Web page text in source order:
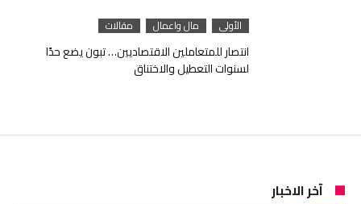
الأولى مال واعمال مقالات
انتصار للمتعاملين الاقتصاديين… تبون يضع حدًا
لسنوات التعطيل والاختناق
آخر الاخبار